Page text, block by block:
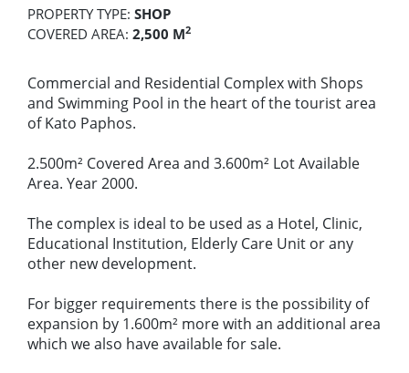
PROPERTY TYPE: SHOP
COVERED AREA: 2,500 M2
Commercial and Residential Complex with Shops
and Swimming Pool in the heart of the tourist area
of ​​Kato Paphos.
2.500m² Covered Area and 3.600m² Lot Available
Area. Year 2000.
The complex is ideal to be used as a Hotel, Clinic,
Educational Institution, Elderly Care Unit or any
other new development.
For bigger requirements there is the possibility of
expansion by 1.600m² more with an additional area
which we also have available for sale.